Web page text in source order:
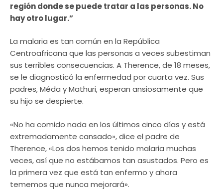
región donde se puede tratar a las personas. No
hay otro lugar.”
La malaria es tan común en la República
Centroafricana que las personas a veces subestiman
sus terribles consecuencias. A Therence, de 18 meses,
se le diagnosticó la enfermedad por cuarta vez. Sus
padres, Méda y Mathuri, esperan ansiosamente que
su hijo se despierte.
«No ha comido nada en los últimos cinco días y está
extremadamente cansado», dice el padre de
Therence, «Los dos hemos tenido malaria muchas
veces, así que no estábamos tan asustados. Pero es
la primera vez que está tan enfermo y ahora
tememos que nunca mejorará».